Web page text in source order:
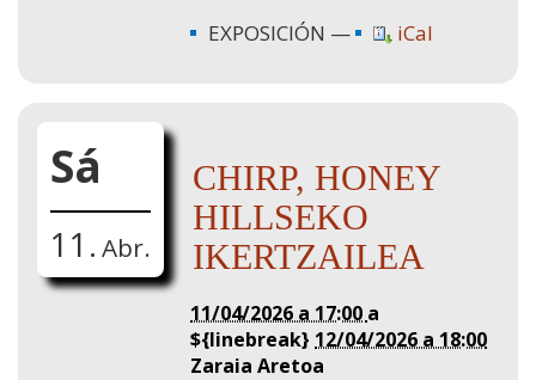
EXPOSICIÓN iCal
Sá
11. Abr.
CHIRP, HONEY
HILLSEKO
IKERTZAILEA
11/04/2026 a 17:00 a
${linebreak} 12/04/2026 a 18:00
Zaraia Aretoa